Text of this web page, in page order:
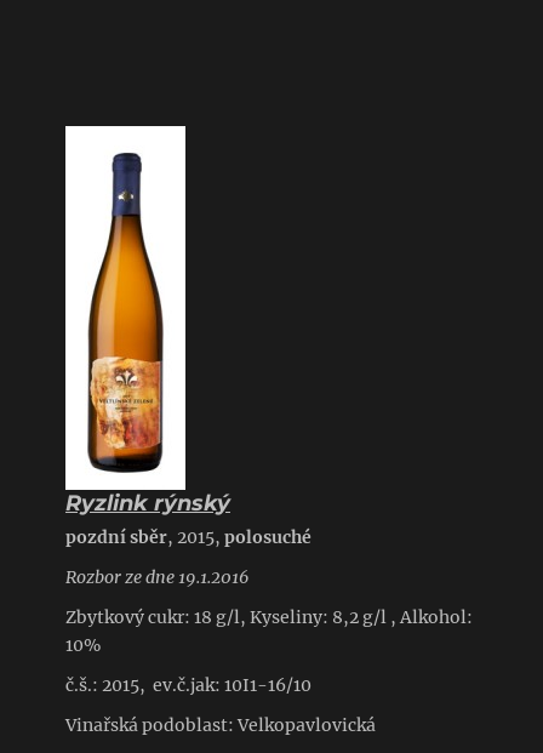
Ryzlink rýnský
pozdní sběr, 2015, polosuché
Rozbor ze dne 19.1.2016
Zbytkový cukr: 18 g/l, Kyseliny: 8,2 g/l , Alkohol:
10%
č.š.: 2015, ev.č.jak: 10I1-16/10
Vinařská podoblast: Velkopavlovická